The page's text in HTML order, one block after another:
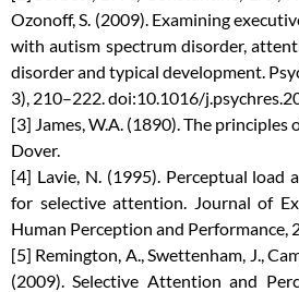
Ozonoff, S. (2009). Examining
with autism spectrum disorder,
disorder and typical development.
3), 210–222. doi:10.1016/
[3] James, W.A. (1890). The principles
Dover.
[4] Lavie, N. (1995). Perceptual load
for selective attention. Journal of
Human Perception and Performance,
[5] Remington, A., Swettenham, J.,
(2009). Selective Attention and